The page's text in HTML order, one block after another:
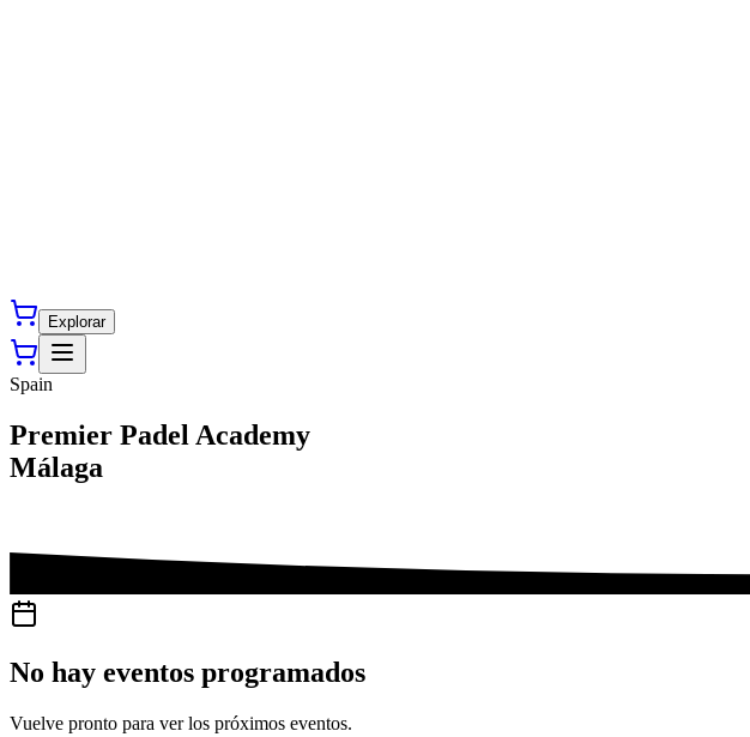
Explorar
Spain
Premier Padel Academy
Málaga
No hay eventos programados
Vuelve pronto para ver los próximos eventos.